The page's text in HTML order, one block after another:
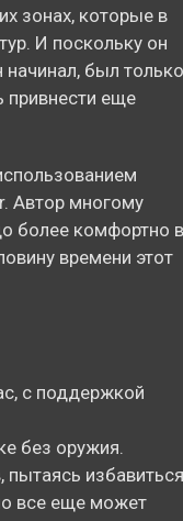
зонах, которые в
И поскольку он
был только
привнести еще
Автор многому
более комфортно в
времени этот
с поддержкой
без оружия.
пытаясь избавиться
все еще может